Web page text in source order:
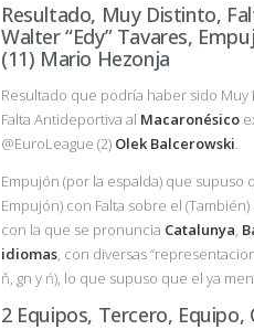
Resultado, Muy Distinto,
Walter “Edy” Tavares,
(11) Mario Hezonja
Resultado que podría haber sido Muy
Falta Antideportiva al Macaronésico
@EuroLeague (2) Olek Balcerowski.
Empujón (por la espalda) que supuso
Empujón) con Falta sobre el (También)
con la que se pronuncia Catalunya,
idiomas, con diversas
ň, gn y ń), lo que supuso que el ya
2 Equipos, Tercero, Equipo,